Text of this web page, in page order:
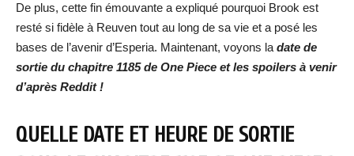
De plus, cette fin émouvante a expliqué pourquoi Brook est
resté si fidèle à Reuven tout au long de sa vie et a posé les
bases de l’avenir d’Esperia. Maintenant, voyons la date de
sortie du chapitre 1185 de One Piece et les spoilers à venir
d’après Reddit !
QUELLE DATE ET HEURE DE SORTIE